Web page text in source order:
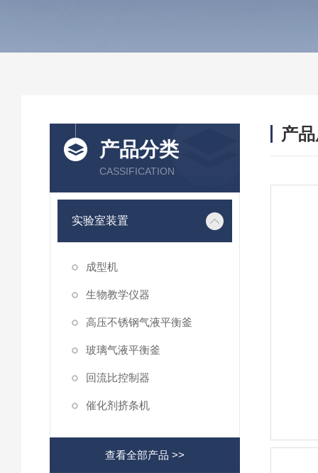
产品分类
CASSIFICATION
实验室装置
成型机
生物教学仪器
高压不锈钢气液平衡釜
玻璃气液平衡釜
回流比控制器
催化剂挤条机
查看全部产品 >>
产